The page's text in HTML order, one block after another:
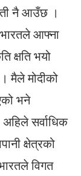
नै आउँछ ।
आफ्ना
क्षति भयो
मैले मोदीको
भने
सर्वाधिक
क्षेत्रको
विगत